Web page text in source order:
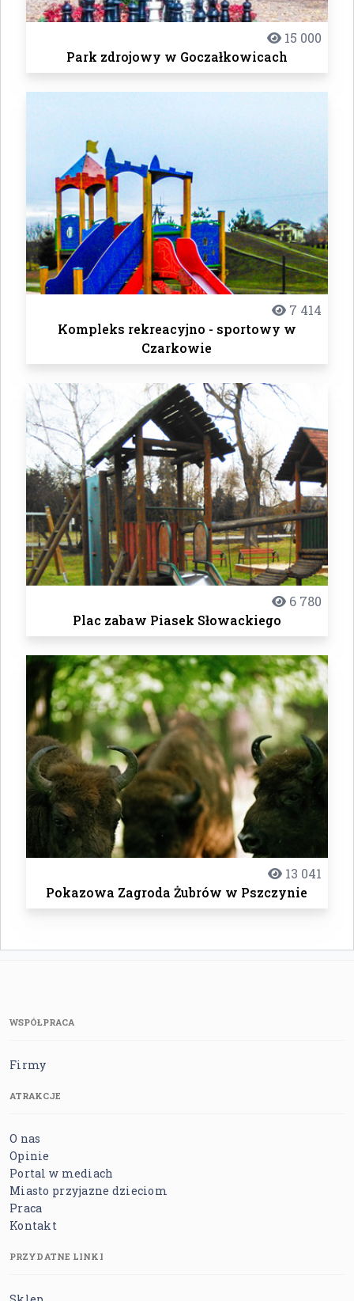
15 000
Park zdrojowy w Goczałkowicach
7 414
Kompleks rekreacyjno - sportowy w
Czarkowie
6 780
Plac zabaw Piasek Słowackiego
13 041
Pokazowa Zagroda Żubrów w Pszczynie
WSPÓŁPRACA
Firmy
ATRAKCJE
O nas
Opinie
Portal w mediach
Miasto przyjazne dzieciom
Praca
Kontakt
PRZYDATNE LINKI